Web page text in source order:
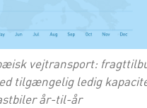
vejtransport:
tilgængelig ledig
år-til-år